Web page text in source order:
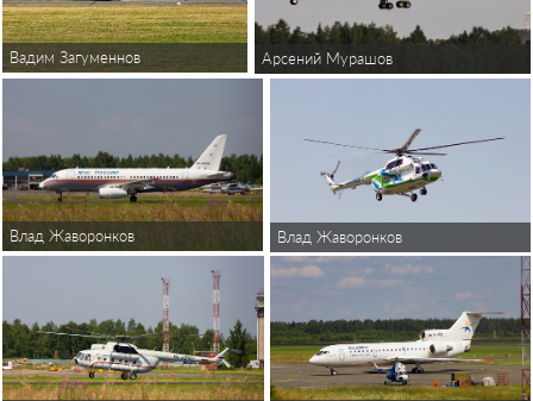
Вадим Загуменнов Арсений Мурашов
Влад Жаворонков Влад Жаворонков